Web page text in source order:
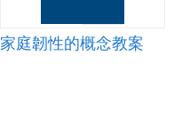
家庭韌性的概念教案